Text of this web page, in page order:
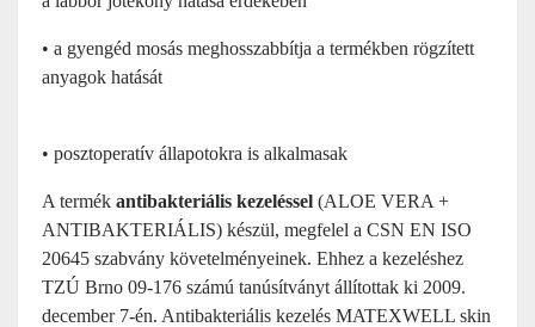
• a gyengéd mosás meghosszabbítja a termékben rögzített
anyagok hatását
• posztoperatív állapotokra is alkalmasak
A termék antibakteriális kezeléssel (ALOE VERA +
ANTIBAKTERIÁLIS) készül, megfelel a CSN EN ISO
20645 szabvány követelményeinek. Ehhez a kezeléshez
TZÚ Brno 09-176 számú tanúsítványt állítottak ki 2009.
december 7-én. Antibakteriális kezelés MATEXWELL skin